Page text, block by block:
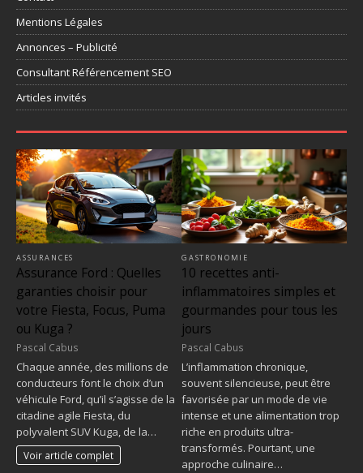
Mentions Légales
Annonces – Publicité
Consultant Référencement SEO
Articles invités
ASSURANCES
Assurance Ford : Quelles
garanties choisir pour
votre Fiesta, Focus, Puma
ou Kuga ?
Pascal Cabus
Chaque année, des millions de
conducteurs font le choix d’un
véhicule Ford, qu’il s’agisse de la
citadine agile Fiesta, du
polyvalent SUV Kuga, de la…
Voir article complet
GASTRONOMIE
10 recettes anti-
inflammatoires simples et
gourmandes pour tous les
jours
Pascal Cabus
L’inflammation chronique,
souvent silencieuse, peut être
favorisée par un mode de vie
intense et une alimentation trop
riche en produits ultra-
transformés. Pourtant, une
approche culinaire…